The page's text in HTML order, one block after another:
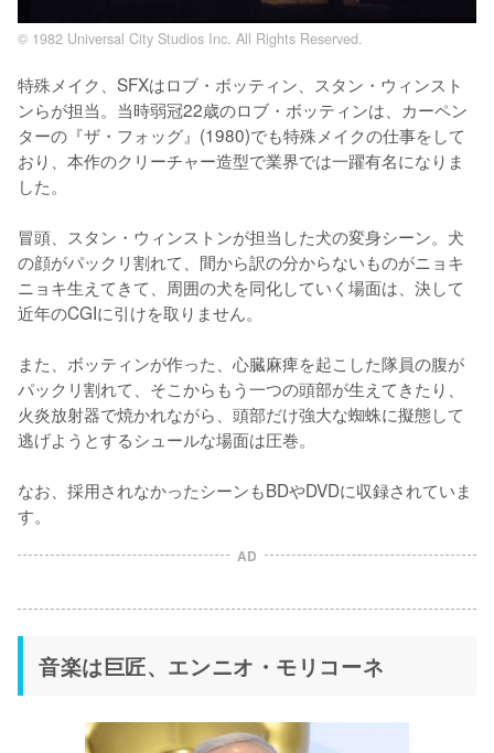
© 1982 Universal City Studios Inc. All Rights Reserved.
特殊メイク、SFXはロブ・ボッティン、スタン・ウィンスト
ンらが担当。当時弱冠22歳のロブ・ボッティンは、カーペン
ターの『ザ・フォッグ』(1980)でも特殊メイクの仕事をして
おり、本作のクリーチャー造型で業界では一躍有名になりま
した。
冒頭、スタン・ウィンストンが担当した犬の変身シーン。犬
の顔がパックリ割れて、間から訳の分からないものがニョキ
ニョキ生えてきて、周囲の犬を同化していく場面は、決して
近年のCGIに引けを取りません。
また、ボッティンが作った、心臓麻痺を起こした隊員の腹が
パックリ割れて、そこからもう一つの頭部が生えてきたり、
火炎放射器で焼かれながら、頭部だけ強大な蜘蛛に擬態して
逃げようとするシュールな場面は圧巻。
なお、採用されなかったシーンもBDやDVDに収録されていま
す。
AD
音楽は巨匠、エンニオ・モリコーネ